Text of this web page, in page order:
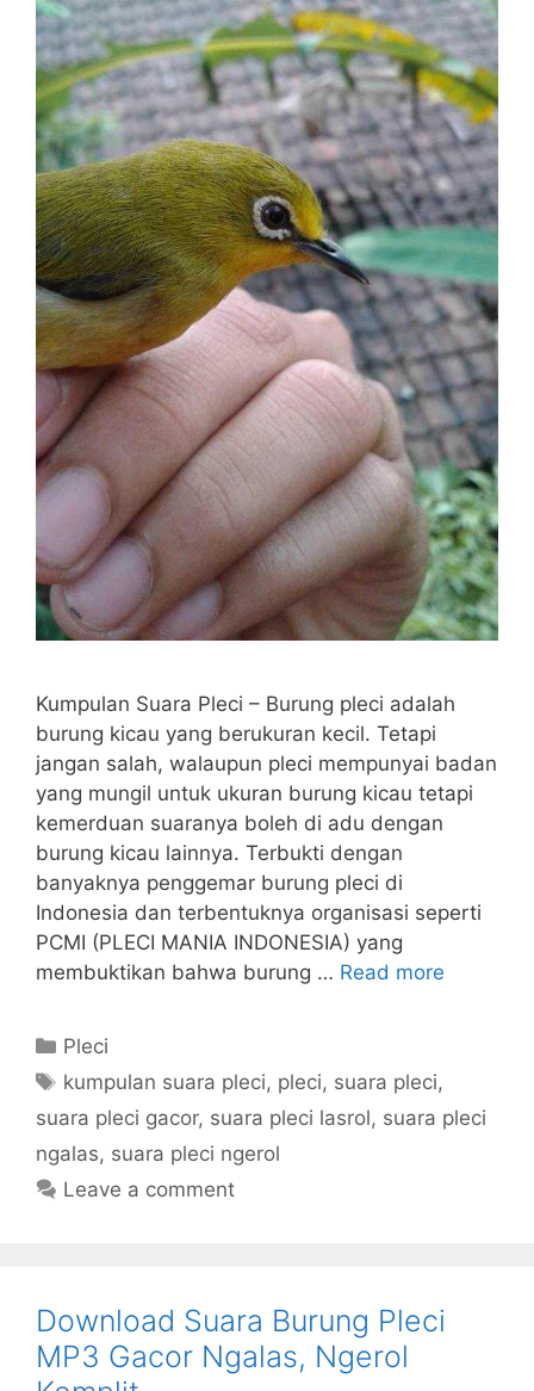
Kumpulan Suara Pleci – Burung pleci adalah
burung kicau yang berukuran kecil. Tetapi
jangan salah, walaupun pleci mempunyai badan
yang mungil untuk ukuran burung kicau tetapi
kemerduan suaranya boleh di adu dengan
burung kicau lainnya. Terbukti dengan
banyaknya penggemar burung pleci di
Indonesia dan terbentuknya organisasi seperti
PCMI (PLECI MANIA INDONESIA) yang
membuktikan bahwa burung … Read more
Categories
Pleci
Tags
kumpulan suara pleci, pleci, suara pleci,
suara pleci gacor, suara pleci lasrol, suara pleci
ngalas, suara pleci ngerol
Leave a comment
Download Suara Burung Pleci
MP3 Gacor Ngalas, Ngerol